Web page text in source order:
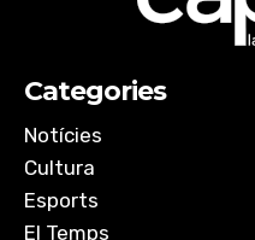
Categories
Notícies
Cultura
Esports
El Temps